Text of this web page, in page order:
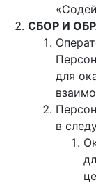
СБОР И
для
в